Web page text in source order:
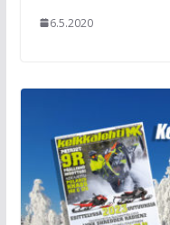
6.5.2020